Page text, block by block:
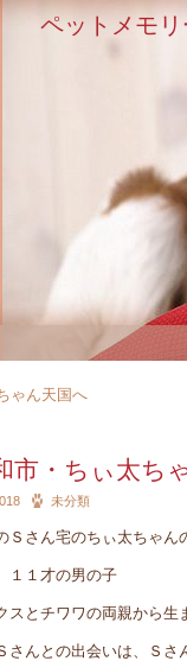
ペットメモ
ゃん天国へ
市・ちぃ太ち
未分類
Ｓさん宅のちぃ太ちゃ
１１才の男の子
スとチワワの両親から
さんとの出会いは、Ｓ